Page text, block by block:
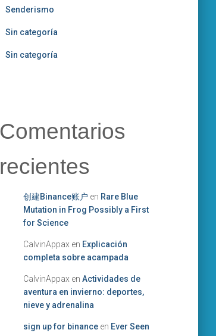
Senderismo
Sin categoría
Sin categoría
Comentarios
recientes
创建Binance账户 en Rare Blue
Mutation in Frog Possibly a First
for Science
CalvinAppaxen Explicación
completa sobre acampada
CalvinAppaxen Actividades de
aventura en invierno: deportes,
nieve y adrenalina
sign up for binanceen Ever Seen